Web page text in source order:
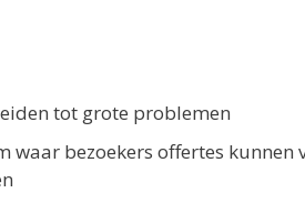
tot grote problemen
waar bezoekers offertes